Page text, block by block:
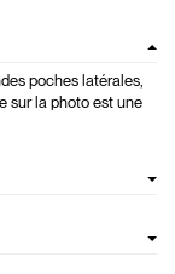
poches latérales,
sur la photo est une